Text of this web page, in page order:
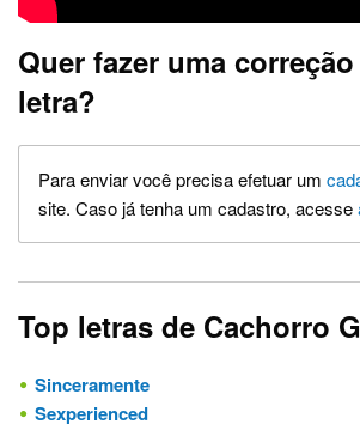
Quer fazer uma
letra?
Para enviar você precisa efetuar um
site. Caso já tenha um cadastro, acesse
Top letras de Cachorro
Sinceramente
Sexperienced